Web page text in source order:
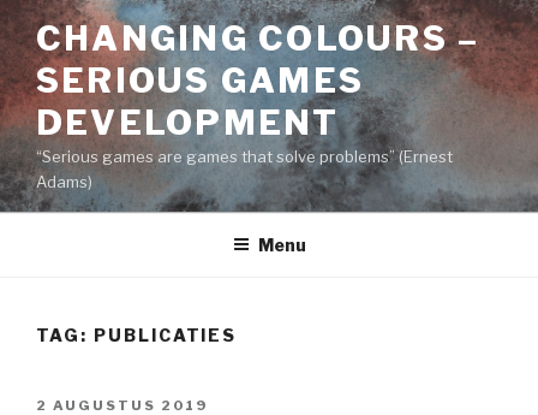
Naar
de
inhoud
springen
CHANGING COLOURS –
SERIOUS GAMES
DEVELOPMENT
“Serious games are games that solve problems” (Ernest
Adams)
Menu
TAG: PUBLICATIES
GEPLAATST
2 AUGUSTUS 2019